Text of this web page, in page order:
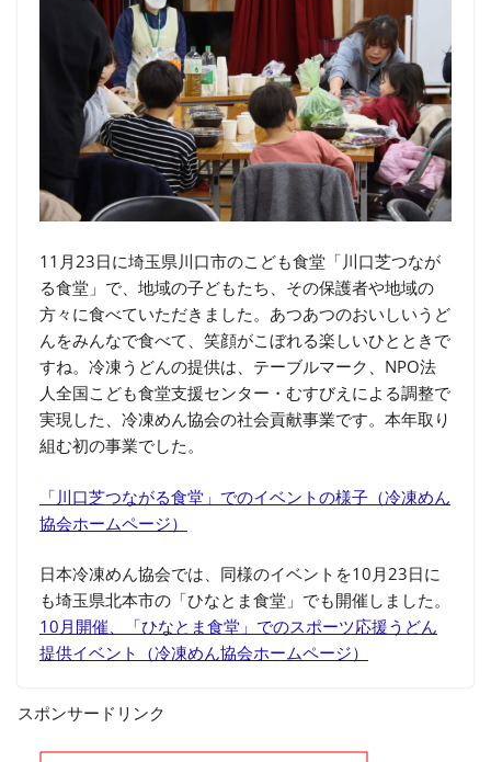
11月23日に埼玉県川口市のこども食堂「川口芝つなが
る食堂」で、地域の子どもたち、その保護者や地域の
方々に食べていただきました。あつあつのおいしいうど
んをみんなで食べて、笑顔がこぼれる楽しいひとときで
すね。冷凍うどんの提供は、テーブルマーク、NPO法
人全国こども食堂支援センター・むすびえによる調整で
実現した、冷凍めん協会の社会貢献事業です。本年取り
組む初の事業でした。
「川口芝つながる食堂」でのイベントの様子（冷凍めん
協会ホームページ）
日本冷凍めん協会では、同様のイベントを10月23日に
も埼玉県北本市の「ひなとま食堂」でも開催しました。
10月開催、「ひなとま食堂」でのスポーツ応援うどん
提供イベント（冷凍めん協会ホームページ）
スポンサードリンク